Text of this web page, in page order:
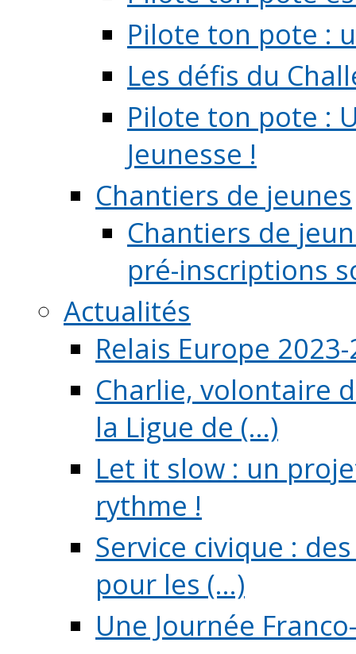
Pilote ton pote :
Les défis du
Pilote ton pote :
Jeunesse !
Chantiers de jeunes
Chantiers de
pré-inscriptions
Actualités
Relais Europe
Charlie, volontaire
la Ligue de (...)
Let it slow : un
rythme !
Service civique :
pour les (...)
Une Journée